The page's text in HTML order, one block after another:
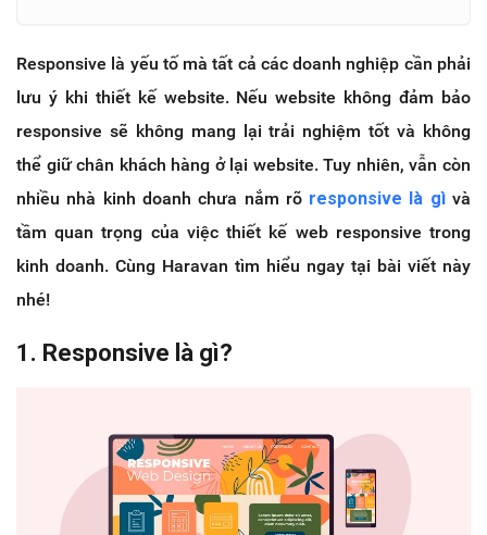
Responsive là yếu tố mà tất cả các doanh nghiệp cần phải
lưu ý khi thiết kế website. Nếu website không đảm bảo
responsive sẽ không mang lại trải nghiệm tốt và không
thể giữ chân khách hàng ở lại website. Tuy nhiên, vẫn còn
nhiều nhà kinh doanh chưa nắm rõ responsive là gìvà
tầm quan trọng của việc thiết kế web responsive trong
kinh doanh. Cùng Haravan tìm hiểu ngay tại bài viết này
nhé!
1. Responsive là gì?